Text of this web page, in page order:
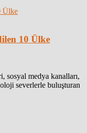
10 Ülke
sosyal medya kanalları,
severlerle buluşturan